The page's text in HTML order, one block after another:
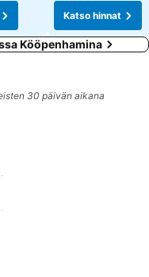
Katso hinnat
Kööpenhamina
30 päivän aikana